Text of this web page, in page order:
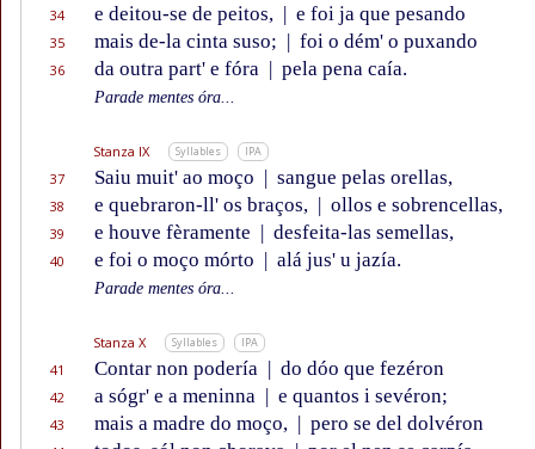
34 e deitou-se de peitos, | e foi ja que pesando
35 mais de-la cinta suso; | foi o dém' o puxando
36 da outra part' e fóra | pela pena caía.
Parade mentes óra...
Stanza IX Syllables IPA
37 Saiu muit' ao moço | sangue pelas orellas,
38 e quebraron-ll' os braços, | ollos e sobrencellas,
39 e houve fèramente | desfeita-las semellas,
40 e foi o moço mórto | alá jus' u jazía.
Parade mentes óra...
Stanza X Syllables IPA
41 Contar non podería | do dóo que fezéron
42 a sógr' e a meninna | e quantos i sevéron;
43 mais a madre do moço, | pero se del dolvéron